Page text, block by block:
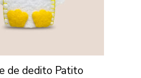
de dedito Patito